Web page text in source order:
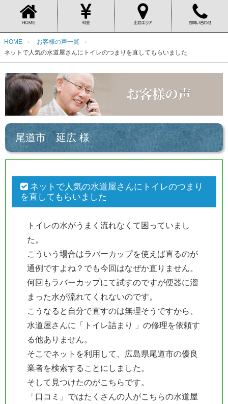
HOME
お客様の声一覧
ネットで人気の水道屋さんにトイレのつまりを直してもらいました
尾道市 延広 様
ネットで人気の水道屋さんにトイレのつまり
を直してもらいました
トイレの水がうまく流れなくて困っていまし
た。
こういう場合はラバーカップを使えば直るのが
通例ですよね？でも今回はなぜか直りません。
何回もラバーカップにて試すのですが便器に溜
まった水が流れてくれないのです。
こうなると自分で直すのは無理そうですから、
水道屋さんに「トイレ詰まり 」の修理を依頼す
る他ありません。
そこでネットを利用して、広島県尾道市の優良
業者を検索することにしました。
そして見つけたのがこちらです。
「口コミ」ではたくさんの人がこちらの水道屋